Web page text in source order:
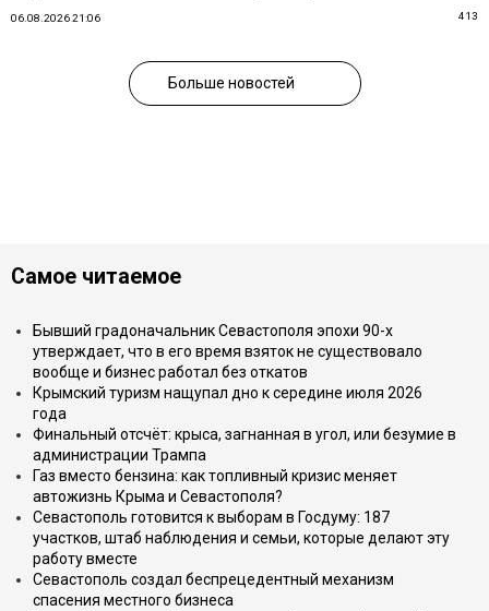
06.08.2026 21:06 413
Больше новостей
Самое читаемое
Бывший градоначальник Севастополя эпохи 90-х
утверждает, что в его время взяток не существовало
вообще и бизнес работал без откатов
Крымский туризм нащупал дно к середине июля 2026
года
Финальный отсчёт: крыса, загнанная в угол, или безумие в
администрации Трампа
Газ вместо бензина: как топливный кризис меняет
автожизнь Крыма и Севастополя?
Севастополь готовится к выборам в Госдуму: 187
участков, штаб наблюдения и семьи, которые делают эту
работу вместе
Севастополь создал беспрецедентный механизм
спасения местного бизнеса